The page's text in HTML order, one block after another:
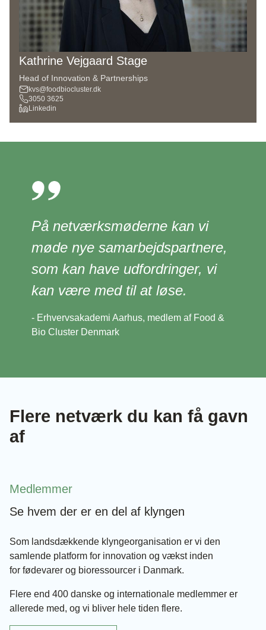
Kathrine Vejgaard Stage
Head of Innovation & Partnerships
kvs@foodbiocluster.dk
3050 3625
Linkedin
På netværksmøderne kan vi
møde nye samarbejdspartnere,
som kan have udfordringer, vi
kan være med til at løse.
- Erhvervsakademi Aarhus, medlem af Food &
Bio Cluster Denmark
Flere netværk du kan få gavn
af
Medlemmer
Se hvem der er en del af klyngen
Som landsdækkende klyngeorganisation er vi den
samlende platform for innovation og vækst inden
for fødevarer og bioressourcer i Danmark.
Flere end 400 danske og internationale medlemmer er
allerede med, og vi bliver hele tiden flere.